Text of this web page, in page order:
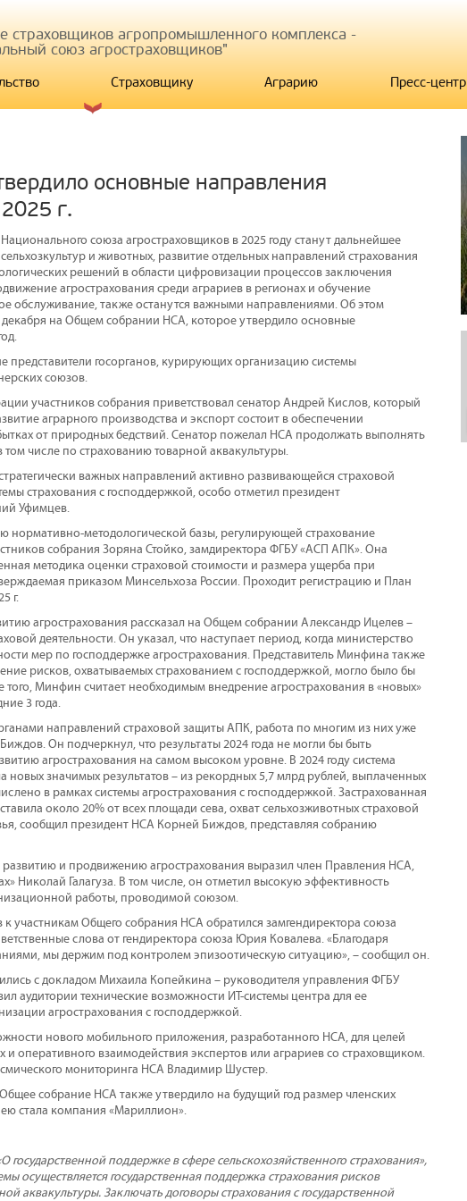
страховщиков агропромышленного комплекса -
союз агростраховщиков"
Страховщику Аграрию Пресс-центр
основные направления
г.
союза агростраховщиков в 2025 году станут дальнейшее
и животных, развитие отдельных направлений страхования
решений в области цифровизации процессов заключения
агрострахования среди аграриев в регионах и обучение
обслуживание, также останутся важными направлениями. Об этом
на Общем собрании НСА, которое утвердило основные
представители госорганов, курирующих организацию системы
союзов.
участников собрания приветствовал сенатор Андрей Кислов, который
аграрного производства и экспорт состоит в обеспечении
от природных бедствий. Сенатор пожелал НСА продолжать выполнять
числе по страхованию товарной аквакультуры.
важных направлений активно развивающейся страховой
страхования с господдержкой, особо отметил президент
Уфимцев.
нормативно-методологической базы, регулирующей страхование
собрания Зоряна Стойко, замдиректора ФГБУ «АСП АПК». Она
методика оценки страховой стоимости и размера ущерба при
приказом Минсельхоза России. Проходит регистрацию и План
г.
агрострахования рассказал на Общем собрании Александр Ицелев –
деятельности. Он указал, что наступает период, когда министерство
мер по господдержке агрострахования. Представитель Минфина также
рисков, охватываемых страхованием с господдержкой, могло было бы
Минфин считает необходимым внедрение агрострахования в «новых»
3 года.
направлений страховой защиты АПК, работа по многим из них уже
Он подчеркнул, что результаты 2024 года не могли бы быть
агрострахования на самом высоком уровне. В 2024 году система
новых значимых результатов – из рекордных 5,7 млрд рублей, выплаченных
в рамках системы агрострахования с господдержкой. Застрахованная
около 20% от всех площади сева, охват сельхозживотных страховой
сообщил президент НСА Корней Биждов, представляя собранию
и продвижению агрострахования выразил член Правления НСА,
Николай Галагуза. В том числе, он отметил высокую эффективность
работы, проводимой союзом.
участникам Общего собрания НСА обратился замгендиректора союза
слова от гендиректора союза Юрия Ковалева. «Благодаря
мы держим под контролем эпизоотическую ситуацию», – сообщил он.
с докладом Михаила Копейкина – руководителя управления ФГБУ
аудитории технические возможности ИТ-системы центра для ее
агрострахования с господдержкой.
нового мобильного приложения, разработанного НСА, для целей
оперативного взаимодействия экспертов или аграриев со страховщиком.
мониторинга НСА Владимир Шустер.
собрание НСА также утвердило на будущий год размер членских
стала компания «Мариллион».
поддержке в сфере сельскохозяйственного страхования»,
осуществляется государственная поддержка страхования рисков
аквакультуры. Заключать договоры страхования с государственной